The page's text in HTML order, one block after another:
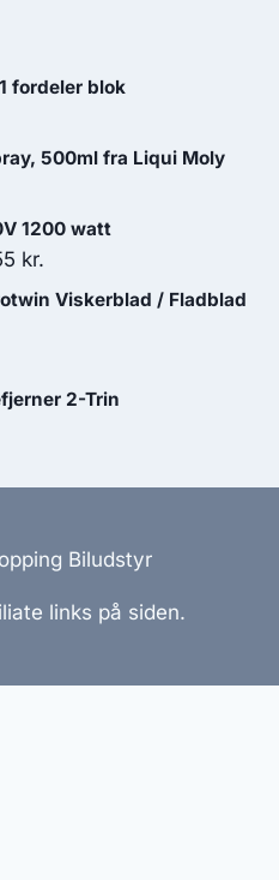
kr..8,137.00 kr..
fordeler blok
500ml fra Liqui Moly
1200 watt
kr..
kr.
aktuelle
699.55 kr..
Viskerblad / Fladblad
2-Trin
Biludstyr
links på siden.